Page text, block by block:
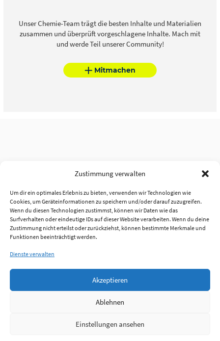
Zustimmung verwalten
Um dir ein optimales Erlebnis zu bieten, verwenden wir Technologien wie
Cookies, um Geräteinformationen zu speichern und/oder darauf zuzugreifen.
Wenn du diesen Technologien zustimmst, können wir Daten wie das
Surfverhalten oder eindeutige IDs auf dieser Website verarbeiten. Wenn du deine
Zustimmung nicht erteilst oder zurückziehst, können bestimmte Merkmale und
Funktionen beeinträchtigt werden.
Dienste verwalten
Akzeptieren
Ablehnen
Einstellungen ansehen
Unser Chemie-Team trägt die besten Inhalte und Materialien
zusammen und überprüft vorgeschlagene Inhalte. Mach mit
und werde Teil unserer Community!
Mitmachen
Anmelden